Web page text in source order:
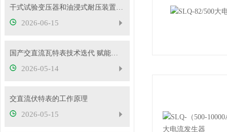
干式试验变压器和油浸式耐压装置有什么区别？
2026-06-15
国产交直流瓦特表技术迭代 赋能电力精准计量与能效管理
2026-05-14
交直流伏特表的工作原理
2026-05-15